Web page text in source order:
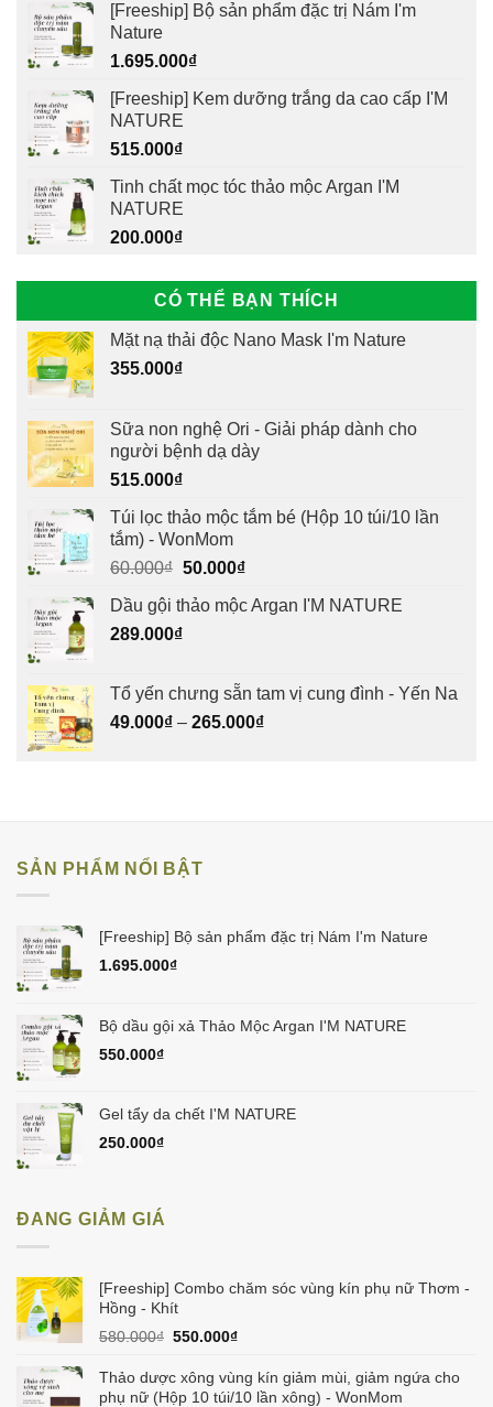
[Freeship] Bộ sản phẩm đặc trị Nám I'm
Nature
1.695.000₫
[Freeship] Kem dưỡng trắng da cao cấp I'M
NATURE
515.000₫
Tinh chất mọc tóc thảo mộc Argan I'M
NATURE
200.000₫
CÓ THỂ BẠN THÍCH
Mặt nạ thải độc Nano Mask I'm Nature
355.000₫
Sữa non nghệ Ori - Giải pháp dành cho
người bệnh dạ dày
515.000₫
Túi lọc thảo mộc tắm bé (Hộp 10 túi/10 lần
tắm) - WonMom
60.000₫ Giá
là:
60.000₫.
50.000₫Giá
tại
Dầu gội thảo mộc Argan I'M NATURE
289.000₫
Tổ yến chưng sẵn tam vị cung đình - Yến Na
49.000₫ – 265.000₫
SẢN PHẨM NỔI BẬT
[Freeship] Bộ sản phẩm đặc trị Nám I'm Nature
1.695.000₫
Bộ dầu gội xả Thảo Mộc Argan I'M NATURE
550.000₫
Gel tẩy da chết I'M NATURE
250.000₫
ĐANG GIẢM GIÁ
[Freeship] Combo chăm sóc vùng kín phụ nữ Thơm -
Hồng - Khít
580.000₫ Giá
là:
580.000₫.
550.000₫Giá
tại
là:
Thảo dược xông vùng kín giảm mùi, giảm ngứa cho
phụ nữ (Hộp 10 túi/10 lần xông) - WonMom